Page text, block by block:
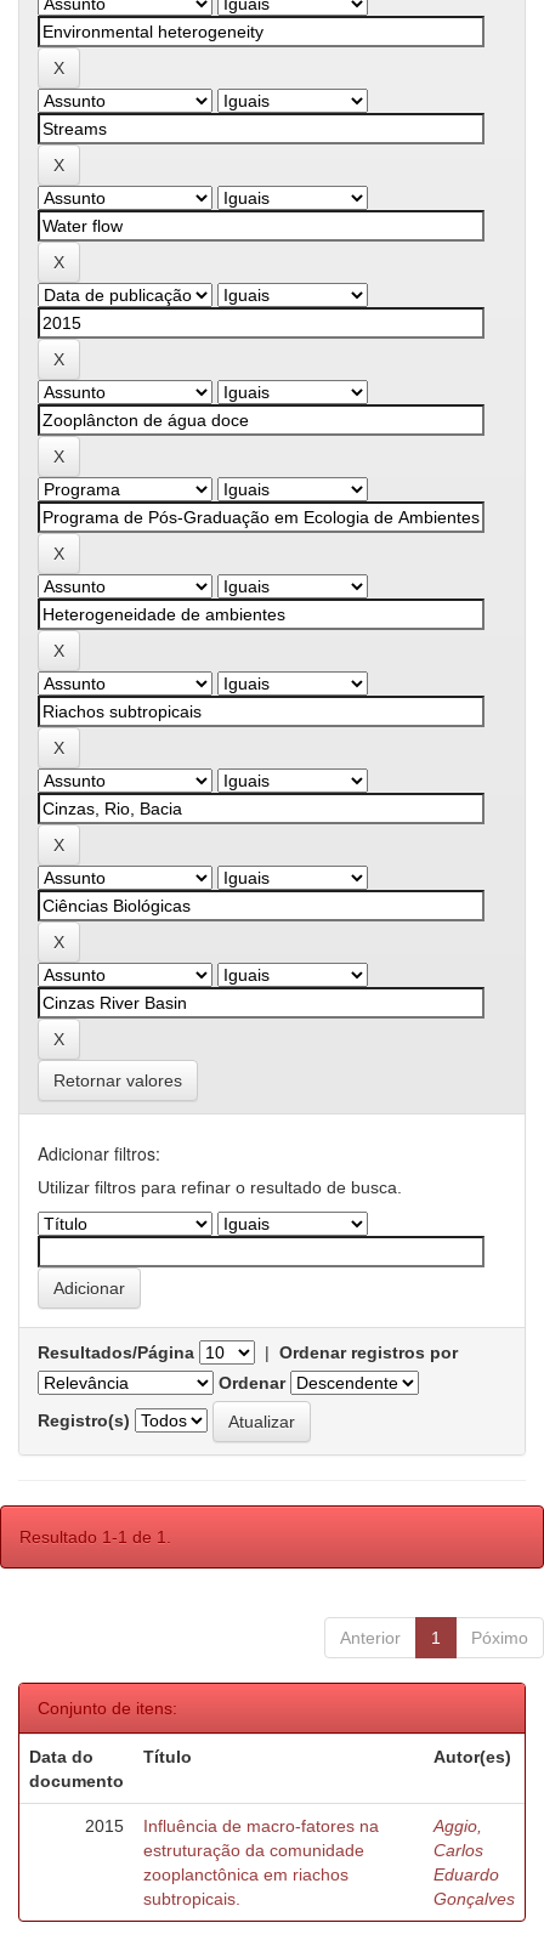
Retornar valores
Adicionar filtros:
Utilizar filtros para refinar o resultado de busca.
Resultados/Página | Ordenar registros por
Ordenar
Registro(s)
Resultado 1-1 de 1.
Anterior 1 Póximo
Conjunto de itens:
Data do
documento
Título Autor(es)
2015
Influência de macro-fatores na
estruturação da comunidade
zooplanctônica em riachos
subtropicais.
Aggio,
Carlos
Eduardo
Gonçalves